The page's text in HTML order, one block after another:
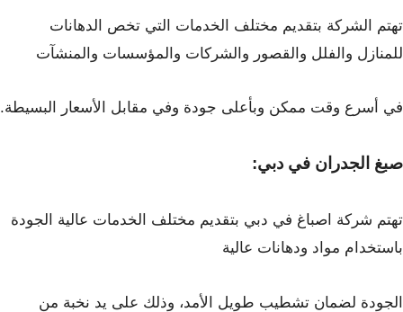
تهتم الشركة بتقديم مختلف الخدمات التي تخص الدهانات
للمنازل والفلل والقصور والشركات والمؤسسات والمنشآت
في أسرع وقت ممكن وبأعلى جودة وفي مقابل الأسعار البسيطة.
صبغ الجدران في دبي:
تهتم شركة اصباغ في دبي بتقديم مختلف الخدمات عالية الجودة
باستخدام مواد ودهانات عالية
الجودة لضمان تشطيب طويل الأمد، وذلك على يد نخبة من